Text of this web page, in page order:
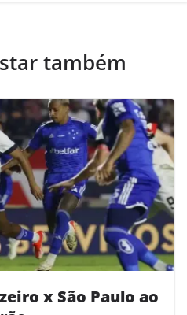
também
x São Paulo ao